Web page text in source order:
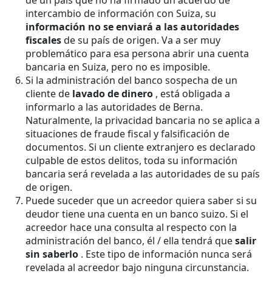
intercambio de información con Suiza, su
información no se enviará a las autoridades
fiscalesde su país de origen. Va a ser muy
problemático para esa persona abrir una cuenta
bancaria en Suiza, pero no es imposible.
Si la administración del banco sospecha de un
cliente de lavado de dinero , está obligada a
informarlo a las autoridades de Berna.
Naturalmente, la privacidad bancaria no se aplica a
situaciones de fraude fiscal y falsificación de
documentos. Si un cliente extranjero es declarado
culpable de estos delitos, toda su información
bancaria será revelada a las autoridades de su país
de origen.
Puede suceder que un acreedor quiera saber si su
deudor tiene una cuenta en un banco suizo. Si el
acreedor hace una consulta al respecto con la
administración del banco, él / ella tendrá quesalir
sin saberlo . Este tipo de información nunca será
revelada al acreedor bajo ninguna circunstancia.